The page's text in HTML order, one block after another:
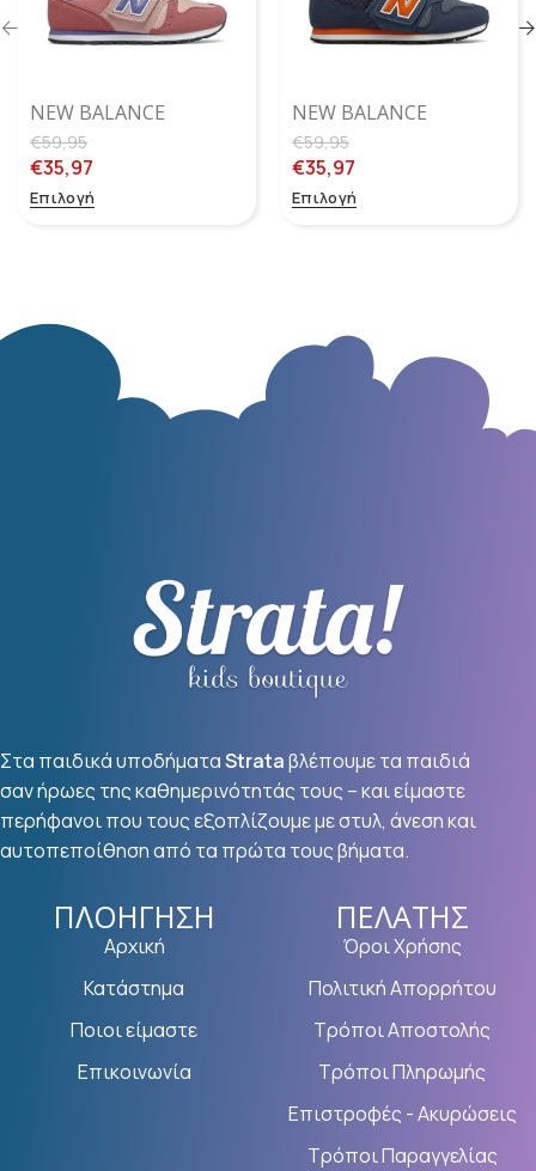
NEW BALANCE
YV373KPP
€59,95
€35,97
Επιλογή
NEW BALANCE
YV373KN
€59,95
€35,97
Επιλογή
Στα παιδικά υποδήματαStrataβλέπουμε τα παιδιά
σαν ήρωες της καθημερινότητάς τους – και είμαστε
περήφανοι που τους εξοπλίζουμε με στυλ, άνεση και
αυτοπεποίθηση από τα πρώτα τους βήματα.
ΠΛΟΉΓΗΣΗ
Αρχική
Κατάστημα
Ποιοι είμαστε
Επικοινωνία
ΠΕΛΆΤΗΣ
Όροι Χρήσης
Πολιτική Απορρήτου
Τρόποι Αποστολής
Τρόποι Πληρωμής
Επιστροφές - Ακυρώσεις
Τρόποι Παραγγελίας